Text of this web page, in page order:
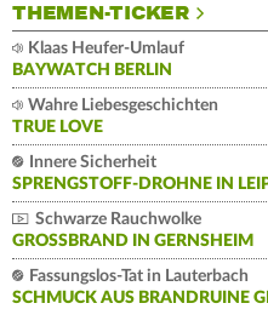
THEMEN-TICKER
Klaas Heufer-Umlauf
BAYWATCH BERLIN
Wahre Liebesgeschichten
TRUE LOVE
Innere Sicherheit
SPRENGSTOFF-DROHNE IN
Schwarze Rauchwolke
GROSSBRAND IN GERNSHEIM
Fassungslos-Tat in Lauterbach
SCHMUCK AUS BRANDRUINE